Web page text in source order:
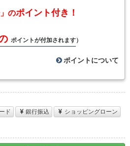
のポイント付き！
ポイントが付加されます）
ポイントについて
ド 銀行振込
ショッピングローン